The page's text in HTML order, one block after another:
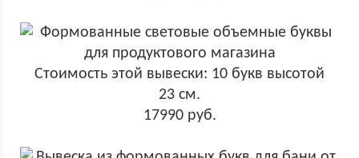
Стоимость этой вывески: 10 букв высотой
23 см.
17990 руб.